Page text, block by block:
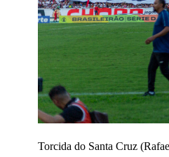
Torcida do Santa Cruz